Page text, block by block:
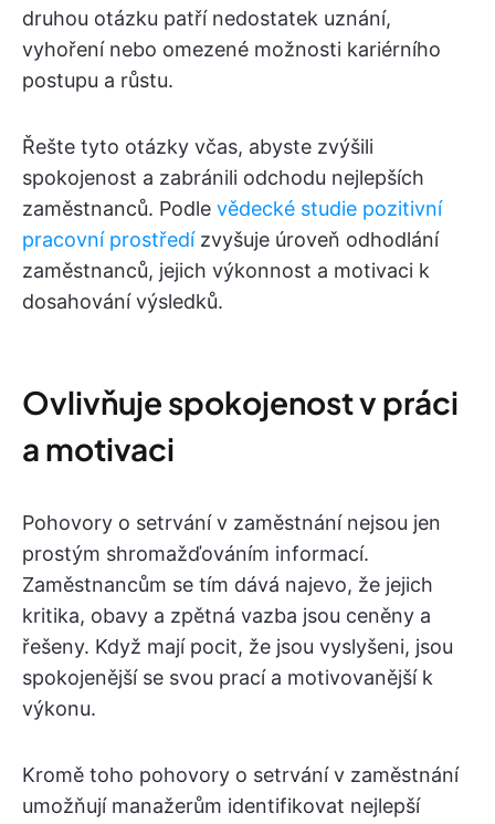
druhou otázku patří nedostatek uznání,
vyhoření nebo omezené možnosti kariérního
postupu a růstu.
Řešte tyto otázky včas, abyste zvýšili
spokojenost a zabránili odchodu nejlepších
zaměstnanců. Podle vědecké studie pozitivní
pracovní prostředízvyšuje úroveň odhodlání
zaměstnanců, jejich výkonnost a motivaci k
dosahování výsledků.
Ovlivňuje spokojenost v práci
a motivaci
Pohovory o setrvání v zaměstnání nejsou jen
prostým shromažďováním informací.
Zaměstnancům se tím dává najevo, že jejich
kritika, obavy a zpětná vazba jsou ceněny a
řešeny. Když mají pocit, že jsou vyslyšeni, jsou
spokojenější se svou prací a motivovanější k
výkonu.
Kromě toho pohovory o setrvání v zaměstnání
umožňují manažerům identifikovat nejlepší